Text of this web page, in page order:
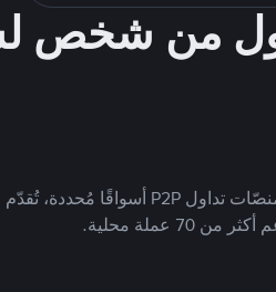
من
عملة محلية.